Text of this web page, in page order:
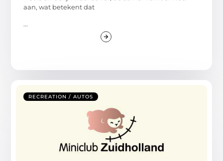
aan, wat betekent dat
...
RECREATION / AUTOS